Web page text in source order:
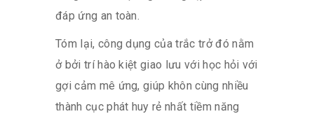
đáp ứng an toàn.
Tóm lại, công dụng của trắc trở đó nằm
ở bởi trí hào kiệt giao lưu với học hỏi với
gợi cảm mê ứng, giúp khôn cùng nhiều
thành cục phát huy rẻ nhất tiềm năng